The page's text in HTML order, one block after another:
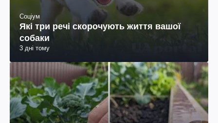
Соціум
Які три речі скорочують життя вашої
собаки
3 дні тому